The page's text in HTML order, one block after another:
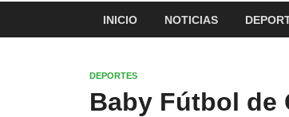
INICIO NOTICIAS
DEPORTES
Baby Fútbol de